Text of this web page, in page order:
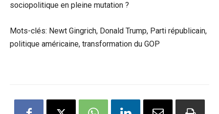
sociopolitique en pleine mutation ?
Mots-clés: Newt Gingrich, Donald Trump, Parti républicain,
politique américaine, transformation du GOP